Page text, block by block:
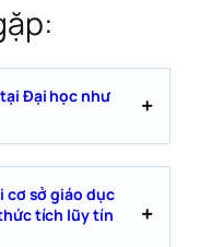
Đại học như
cơ sở giáo dục
tích lũy tín